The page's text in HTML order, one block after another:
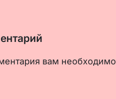
вам необходимо